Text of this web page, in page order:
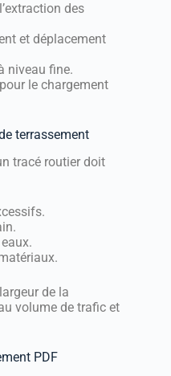
des
et déplacement
niveau fine.
le chargement
terrassement
tracé routier doit
de la
volume de trafic et
PDF